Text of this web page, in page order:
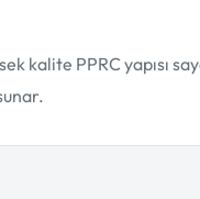
kalite PPRC yapısı